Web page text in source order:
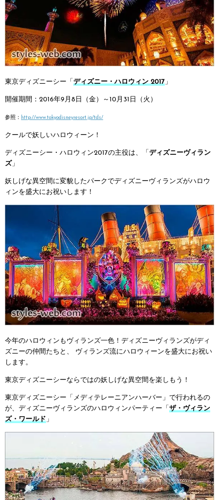
東京ディズニーシー「 ディズニー・ハロウィン 2017」
開催期間：2016年9月8日（金）～10月31日（火）
参照： http://www.tokyodisneyresort.jp/tds/
クールで妖しいハロウィーン！
ディズニーシー・ハロウィン2017の主役は、「 ディズニーヴィラン
ズ」
妖しげな異空間に変貌したパークでディズニーヴィランズがハロウ
ィンを盛大にお祝いします！
今年のハロウィンもヴィランズ一色！ディズニーヴィランズがディ
ズニーの仲間たちと、
ヴィランズ流にハロウィーンを盛大にお祝い
します。
東京ディズニーシーならではの妖しげな異空間を楽しもう！
東京ディズニーシー「メディテレーニアンハーバー」で行われるの
が、ディズニーヴィランズのハロウィンパーティー「 ザ・ヴィラン
ズ・ワールド 」